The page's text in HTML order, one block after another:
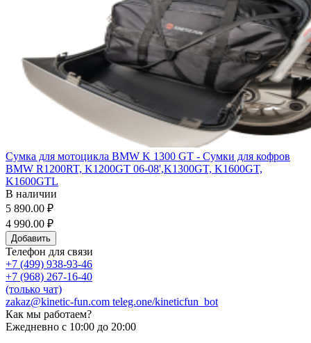
Сумка для мотоцикла BMW K 1300 GT - Сумки для кофров
BMW R1200RT, K1200GT 06-08',K1300GT, K1600GT,
K1600GTL
В наличии
5 890.00 ₽
4 990.00 ₽
Добавить
Телефон для связи
+7 (499) 938-93-46
+7 (968) 267-16-40
(только чат)
zakaz@kinetic-fun.com teleg.one/kineticfun_bot
Как мы работаем?
Ежедневно с 10:00 до 20:00